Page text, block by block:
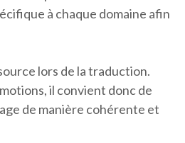
à chaque domaine afin
lors de la traduction.
il convient donc de
de manière cohérente et